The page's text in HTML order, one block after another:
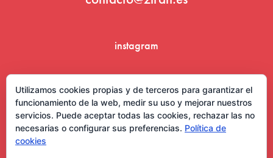
instagram
Utilizamos cookies propias y de terceros para garantizar el
funcionamiento de la web, medir su uso y mejorar nuestros
servicios. Puede aceptar todas las cookies, rechazar las no
necesarias o configurar sus preferencias. Política de
cookies